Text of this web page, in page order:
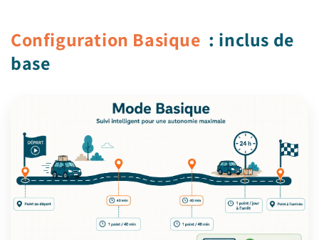
Configuration Basique : inclus de
base